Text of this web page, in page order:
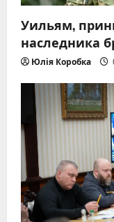
Уильям,
наследника
Юлія Коробка